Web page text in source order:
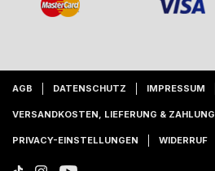
AGB DATENSCHUTZ IMPRESSUM
VERSANDKOSTEN, LIEFERUNG & ZAHLUNG
PRIVACY-EINSTELLUNGEN WIDERRUF